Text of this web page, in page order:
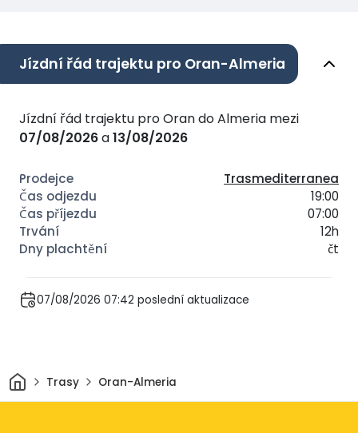
Jízdní řád trajektu pro Oran-Almeria
Jízdní řád trajektu pro Oran do Almeria mezi
07/08/2026a13/08/2026
Trasmediterranea
19:00
07:00
12h
čt
07/08/2026 07:42 poslední aktualizace
Domov
Trasy Oran-Almeria